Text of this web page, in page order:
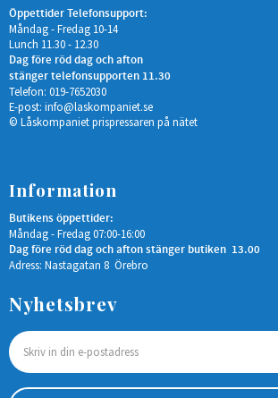
Öppettider Telefonsupport:
Måndag - Fredag 10-14
Lunch 11.30 - 12.30
Dag före röd dag och afton
stänger telefonsupporten 11.30
Telefon: 019-7652030
E-post: info@laskompaniet.se
© Låskompaniet prispressaren på nätet
Information
Butikens öppettider:
Måndag - Fredag 07:00-16:00
Dag före röd dag och afton stänger butiken 13.00
Adress: Nastagatan 8 Örebro
Nyhetsbrev